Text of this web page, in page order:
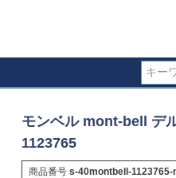
モンベル mont-bell デ
1123765
商品番号 s-40montbell-1123765-